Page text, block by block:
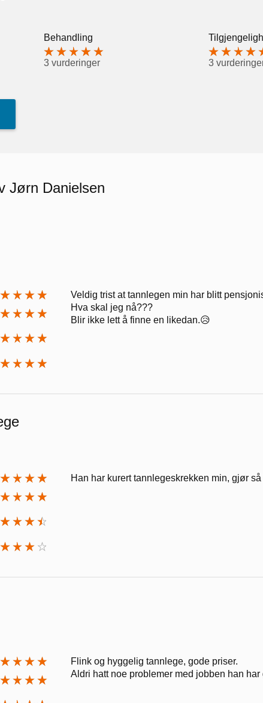
Behandling
3 vurderinger 3
Jørn Danielsen
Veldig trist at tannlegen min har blitt
Hva skal jeg nå???
Blir ikke lett å finne en likedan.😥
Han har kurert tannlegeskrekken min, gjør
Flink og hyggelig tannlege, gode priser.
Aldri hatt noe problemer med jobben han